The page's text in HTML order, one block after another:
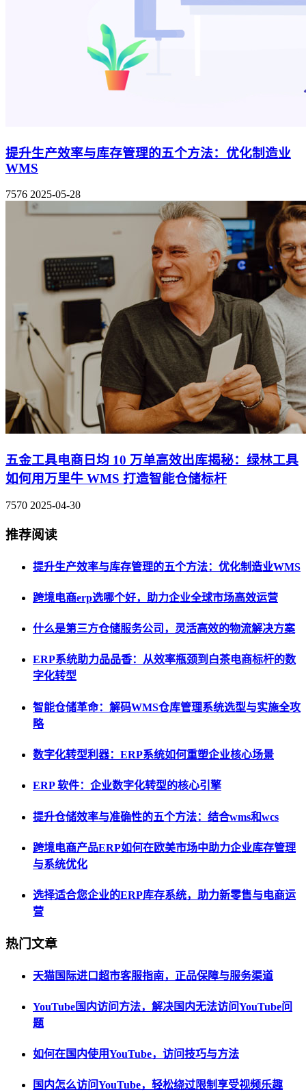
提升生产效率与库存管理的五个方法：优化制造业
WMS
7576 2025-05-28
五金工具电商日均 10 万单高效出库揭秘：绿林工具
如何用万里牛 WMS 打造智能仓储标杆
7570 2025-04-30
推荐阅读
提升生产效率与库存管理的五个方法：优化制造业WMS
跨境电商erp选哪个好，助力企业全球市场高效运营
什么是第三方仓储服务公司，灵活高效的物流解决方案
ERP系统助力品品香：从效率瓶颈到白茶电商标杆的数
字化转型
智能仓储革命：解码WMS仓库管理系统选型与实施全攻
略
数字化转型利器：ERP系统如何重塑企业核心场景
ERP 软件：企业数字化转型的核心引擎
提升仓储效率与准确性的五个方法：结合wms和wcs
跨境电商产品ERP如何在欧美市场中助力企业库存管理
与系统优化
选择适合您企业的ERP库存系统，助力新零售与电商运
营
热门文章
天猫国际进口超市客服指南，正品保障与服务渠道
YouTube国内访问方法，解决国内无法访问YouTube问
题
如何在国内使用YouTube，访问技巧与方法
国内怎么访问YouTube，轻松绕过限制享受视频乐趣